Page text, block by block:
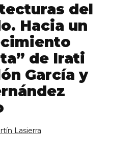
del
Hacia un
de Irati
García y
Lasierra